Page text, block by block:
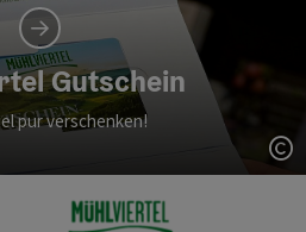
Gutschein
pur verschenken!